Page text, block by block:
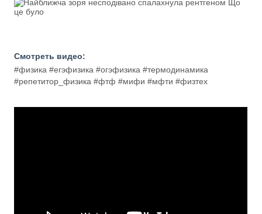
Смотреть видео:
#физика #егэфизика #огэфизика #термодинамика
#репетитор_физика #фтф #мифи #мфти #физтех